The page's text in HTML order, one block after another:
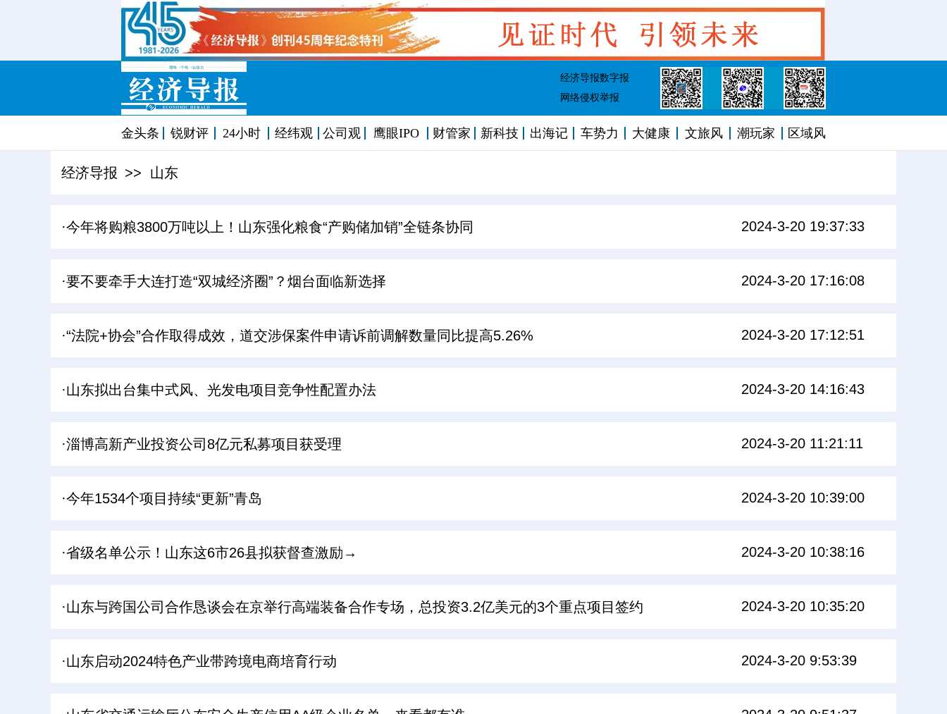
经济导报数字报
网络侵权举报
金头条 锐财评 24小时 经纬观 公司观 鹰眼IPO 财管家 新科技 出海记 车势力 大健康 文旅风 潮玩家 区域风
经济导报 >> 山东
·今年将购粮3800万吨以上！山东强化粮食“产购储加销”全链条协同 2024-3-20 19:37:33
·要不要牵手大连打造“双城经济圈”？烟台面临新选择 2024-3-20 17:16:08
·“法院+协会”合作取得成效，道交涉保案件申请诉前调解数量同比提高5.26% 2024-3-20 17:12:51
·山东拟出台集中式风、光发电项目竞争性配置办法 2024-3-20 14:16:43
·淄博高新产业投资公司8亿元私募项目获受理 2024-3-20 11:21:11
·今年1534个项目持续“更新”青岛 2024-3-20 10:39:00
·省级名单公示！山东这6市26县拟获督查激励→ 2024-3-20 10:38:16
·山东与跨国公司合作恳谈会在京举行高端装备合作专场，总投资3.2亿美元的3个重点项目签约 2024-3-20 10:35:20
·山东启动2024特色产业带跨境电商培育行动 2024-3-20 9:53:39